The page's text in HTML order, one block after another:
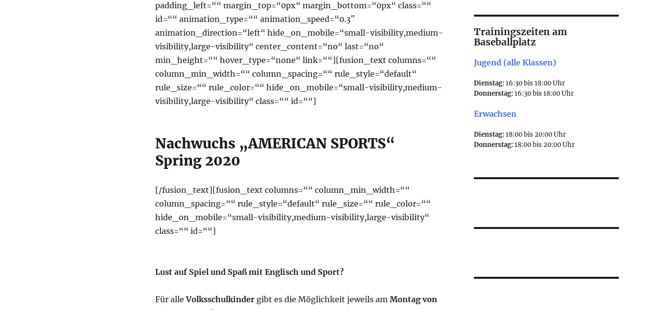
padding_left=““ margin_top=“0px“ margin_bottom=“0px“ class=““
id=““ animation_type=““ animation_speed=“0.3″
animation_direction=“left“ hide_on_mobile=“small-visibility,medium-
visibility,large-visibility“ center_content=“no“ last=“no“
min_height=““ hover_type=“none“ link=““][fusion_text columns=““
column_min_width=““ column_spacing=““ rule_style=“default“
rule_size=““ rule_color=““ hide_on_mobile=“small-visibility,medium-
visibility,large-visibility“ class=““ id=““]
Nachwuchs „AMERICAN SPORTS“
Spring 2020
[/fusion_text][fusion_text columns=““ column_min_width=““
column_spacing=““ rule_style=“default“ rule_size=““ rule_color=““
hide_on_mobile=“small-visibility,medium-visibility,large-visibility“
class=““ id=““]
Lust auf Spiel und Spaß mit Englisch und Sport?
Für alleVolksschulkindergibt es die Möglichkeit jeweils am Montag von
Trainingszeiten am
Baseballplatz
Jugend (alle Klassen)
Dienstag:16:30 bis 18:00 Uhr
Donnerstag:16:30 bis 18:00 Uhr
Erwachsen
Dienstag:18:00 bis 20:00 Uhr
Donnerstag:18:00 bis 20:00 Uhr